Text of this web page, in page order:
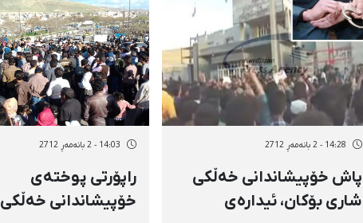
14:28 - 2 بانەمەڕ 2712
پاش خۆپیشاندانی خەڵكی
شاری بۆكان، ئیدارەی
14:03 - 2 بانەمەڕ 2712
راپۆرتی پوختەی
خۆپیشاندانی خەڵكی